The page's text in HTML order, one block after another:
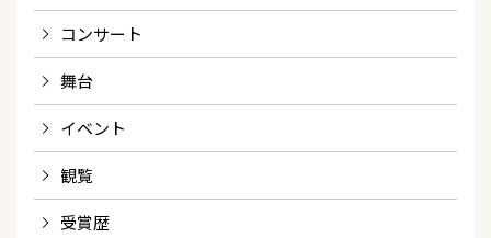
コンサート
舞台
イベント
観覧
受賞歴